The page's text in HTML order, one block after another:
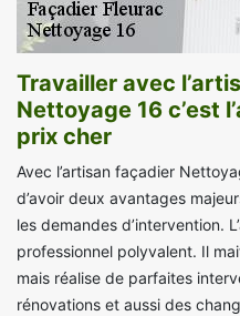
Travailler avec
Nettoyage 16 c’est
prix cher
Avec l’artisan façadier
d’avoir deux avantages
les demandes d’intervention.
professionnel polyvalent. Il
mais réalise de parfaites
rénovations et aussi des